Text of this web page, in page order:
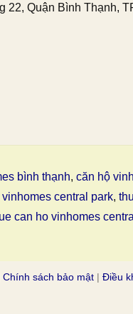
Quận Bình Thạnh,
bình thạnh, căn hộ
central park,
can ho vinhomes
Chính sách bảo mật | Điều